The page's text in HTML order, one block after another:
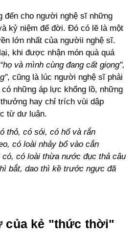
đến cho người nghệ sĩ những
kỷ niệm để đời. Đó có lẽ là một
lớn nhất của ngườii nghệ sĩ.
khi được nhận món quà quá
“họ và mình cùng đang cất giọng",
, cũng là lúc người nghệ sĩ phải
có những áp lực khổng lồ, những
hay chỉ trích vùi dập
từ dư luận.
thỏ, có sói, có hổ và rắn
có loài nhảy bổ vào cắn
có, có loài thừa nước đục thả câu
bắt, dao thì kề trước ngực đã
của kẻ "thức thời"